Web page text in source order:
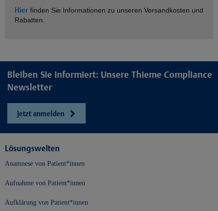
Hier finden Sie Informationen zu unseren Versandkosten und
Rabatten.
Bleiben Sie informiert: Unsere Thieme Compliance
Newsletter
Jetzt anmelden
Lösungswelten
Anamnese von Patient*innen
Aufnahme von Patient*innen
Aufklärung von Patient*innen